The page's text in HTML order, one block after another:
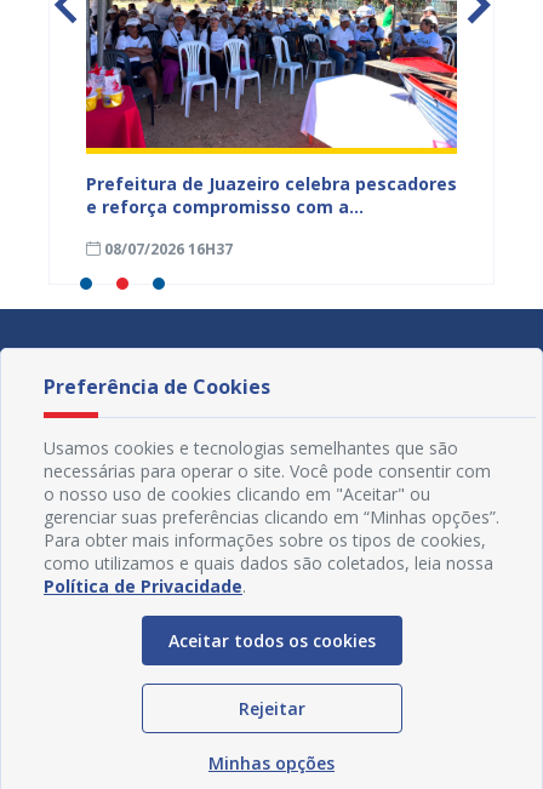
Prefeitura de Juazeiro celebra pescadores
e reforça compromisso com a
08/07/2026 16H37
Redes Sociais
Preferência de Cookies
Usamos cookies e tecnologias semelhantes que são
necessárias para operar o site. Você pode consentir com
o nosso uso de cookies clicando em "Aceitar" ou
gerenciar suas preferências clicando em “Minhas opções”.
Para obter mais informações sobre os tipos de cookies,
como utilizamos e quais dados são coletados, leia nossa
Política de Privacidade.
Aceitar todos os cookies
Rejeitar
Minhas opções